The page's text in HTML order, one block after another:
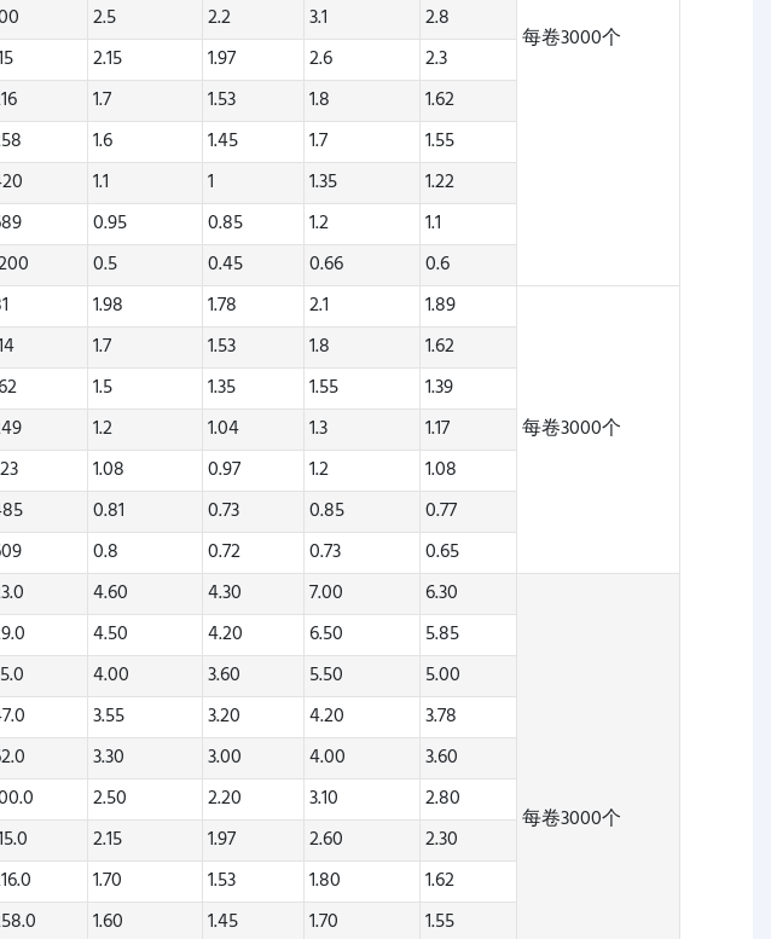
每卷3000个
2.5 2.2 3.1
2.8
2.15 1.97 2.6
2.3
1.7 1.53 1.8
1.62
1.6 1.45 1.7
1.55
1.1 1 1.35
1.22
0.95 0.85 1.2
1.1
0.5 0.45 0.66
0.6
1.98 1.78 2.1 1.89
每卷3000个
1.7 1.53 1.8
1.62
1.5 1.35 1.55
1.39
1.2 1.04 1.3
1.17
1.08 0.97 1.2
1.08
0.81 0.73 0.85
0.77
0.8 0.72 0.73
0.65
4.60 4.30 7.00 6.30
每卷3000个
4.50 4.20 6.50
5.85
4.00 3.60 5.50
5.00
3.55 3.20 4.20
3.78
3.30 3.00 4.00
3.60
2.50 2.20 3.10
2.80
2.15 1.97 2.60
2.30
1.70 1.53 1.80
1.62
1.60 1.45 1.70
1.55